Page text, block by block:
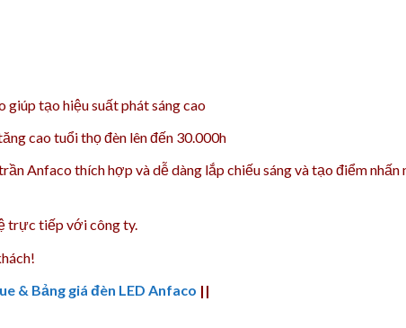
tạo hiệu suất phát sáng cao
cao tuổi thọ đèn lên đến 30.000h
Anfaco thích hợp và dễ dàng lắp chiếu sáng và tạo điểm nhấn
trực tiếp với công ty.
& Bảng giá đèn LED Anfaco ||